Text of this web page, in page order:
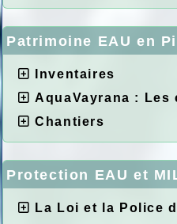
Patrimoine EAU en
Inventaires
AquaVayrana : Les
Chantiers
Protection EAU et
La Loi et la Police